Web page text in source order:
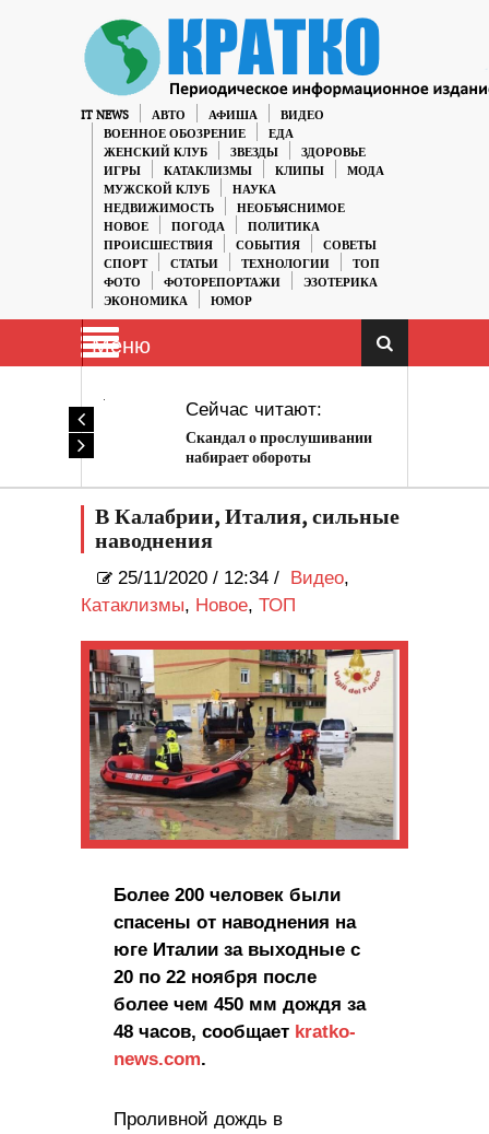
IT NEWS АВТО АФИША
ВИДЕО
ВОЕННОЕ ОБОЗРЕНИЕ
ЕДА
ЖЕНСКИЙ КЛУБ
ЗВЕЗДЫ
ЗДОРОВЬЕ
ИГРЫ
КАТАКЛИЗМЫ КЛИПЫ
МОДА
МУЖСКОЙ КЛУБ
НАУКА
НЕДВИЖИМОСТЬ
НЕОБЪЯСНИМОЕ
НОВОЕ
ПОГОДА
ПОЛИТИКА
ПРОИСШЕСТВИЯ
СОБЫТИЯ
СОВЕТЫ
СПОРТ
СТАТЬИ ТЕХНОЛОГИИ
ТОП
ФОТО
ФОТОРЕПОРТАЖИ
ЭЗОТЕРИКА
ЭКОНОМИКА
ЮМОР
Меню
Сейчас читают:
Скандал о прослушивании
набирает обороты
В Калабрии, Италия, сильные
наводнения
25/11/2020 / 12:34 / Видео,
Катаклизмы, Новое, ТОП
Более 200 человек были
спасены от наводнения на
юге Италии за выходные с
20 по 22 ноября после
более чем 450 мм дождя за
48 часов, сообщает kratko-
news.com.
Проливной дождь в